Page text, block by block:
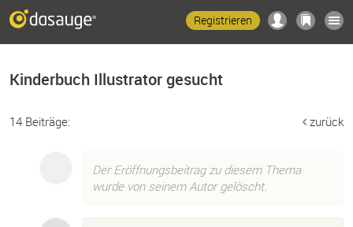
Registrieren
Kinderbuch Illustrator gesucht
14 Beiträge: zurück
Der Eröffnungsbeitrag zu diesem Thema
wurde von seinem Autor gelöscht.